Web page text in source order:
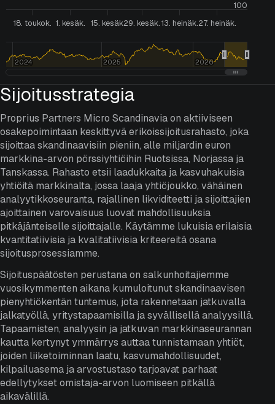
18. toukok. 1. kesäk. 15. kesäk.29. kesäk.13. heinäk.27. heinäk.
2024
2024 2025
2025 2026
2026
100
Sijoitusstrategia
Proprius Partners Micro Scandinavia on aktiiviseen
osakepoimintaan keskittyvä erikoissijoitusrahasto, joka
sijoittaa skandinaavisiin pieniin, alle miljardin euron
markkina-arvon pörssiyhtiöihin Ruotsissa, Norjassa ja
Tanskassa. Rahasto etsii laadukkaita ja kasvuhakuisia
yhtiöitä markkinalta, jossa laaja yhtiöjoukko, vähäinen
analyytikkoseuranta, rajallinen likviditeetti ja sijoittajien
ajoittainen varovaisuus luovat mahdollisuuksia
pitkäjänteiselle sijoittajalle. Käytämme lukuisia erilaisia
kvantitatiivisia ja kvalitatiivisia kriteereitä osana
sijoitusprosessiamme.
Sijoituspäätösten perustana on salkunhoitajiemme
vuosikymmenten aikana kumuloitunut skandinaavisen
pienyhtiökentän tuntemus, jota rakennetaan jatkuvalla
jalkatyöllä, yritystapaamisilla ja syvällisellä analyysillä.
Tapaamisten, analyysin ja jatkuvan markkinaseurannan
kautta kertynyt ymmärrys auttaa tunnistamaan yhtiöt,
joiden liiketoiminnan laatu, kasvumahdollisuudet,
kilpailuasema ja arvostustaso tarjoavat parhaat
edellytykset omistaja-arvon luomiseen pitkällä
aikavälillä.